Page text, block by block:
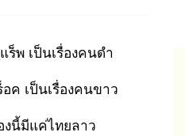
ร็พ เป็นเรื่องคนดำ
อค เป็นเรื่องคนขาว
งนี้มีแค่ไทยลาว